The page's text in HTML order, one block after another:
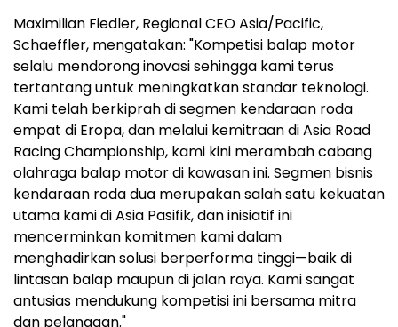
Maximilian Fiedler, Regional CEO Asia/Pacific,
Schaeffler, mengatakan: "Kompetisi balap motor
selalu mendorong inovasi sehingga kami terus
tertantang untuk meningkatkan standar teknologi.
Kami telah berkiprah di segmen kendaraan roda
empat di Eropa, dan melalui kemitraan di Asia Road
Racing Championship, kami kini merambah cabang
olahraga balap motor di kawasan ini. Segmen bisnis
kendaraan roda dua merupakan salah satu kekuatan
utama kami di Asia Pasifik, dan inisiatif ini
mencerminkan komitmen kami dalam
menghadirkan solusi berperforma tinggi—baik di
lintasan balap maupun di jalan raya. Kami sangat
antusias mendukung kompetisi ini bersama mitra
dan pelanggan."